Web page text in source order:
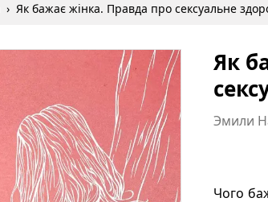
› Як бажає жінка. Правда про сексуальне
Як
Эмили
Чого